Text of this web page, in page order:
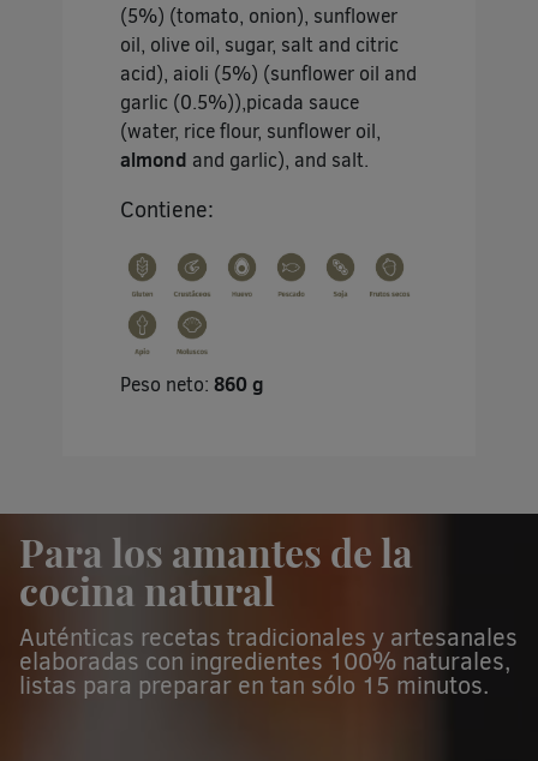
(5%) (tomato, onion), sunflower
oil, olive oil, sugar, salt and citric
acid), aioli (5%) (sunflower oil and
garlic (0.5%)),picada sauce
(water, rice flour, sunflower oil,
almond and garlic), and salt.
Contiene:
Peso neto:860 g
Para los amantes de la
cocina natural
Auténticas recetas tradicionales y artesanales
elaboradas con ingredientes 100% naturales,
listas para preparar en tan sólo 15 minutos.